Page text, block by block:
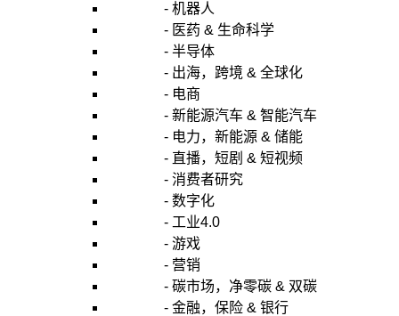
- 机器人
- 医药 & 生命科学
- 半导体
- 出海，跨境 & 全球化
- 电商
- 新能源汽车 & 智能汽车
- 电力，新能源 & 储能
- 直播，短剧 & 短视频
- 消费者研究
- 数字化
- 工业4.0
- 游戏
- 营销
- 碳市场，净零碳 & 双碳
- 金融，保险 & 银行